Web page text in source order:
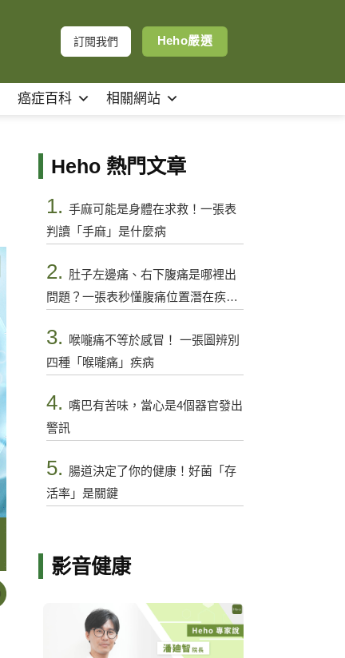
訂閱我們 Heho嚴選
癌症百科 相關網站
Heho 熱門文章
1. 手麻可能是身體在求救！一張表
判讀「手麻」是什麼病
2. 肚子左邊痛、右下腹痛是哪裡出
問題？一張表秒懂腹痛位置潛在疾病
3.
喉嚨痛不等於感冒！ 一張圖辨別
四種「喉嚨痛」疾病
4. 嘴巴有苦味，當心是4個器官發出
警訊
5. 腸道決定了你的健康！好菌「存
活率」是關鍵
影音健康